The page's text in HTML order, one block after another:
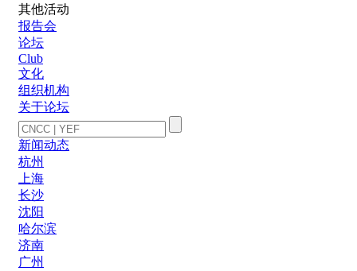
其他活动
报告会
论坛
Club
文化
组织机构
关于论坛
新闻动态
杭州
上海
长沙
沈阳
哈尔滨
济南
广州